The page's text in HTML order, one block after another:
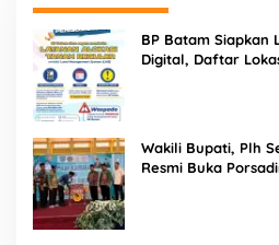
BP Batam Siapkan
Digital, Daftar
Wakili Bupati, Plh
Resmi Buka